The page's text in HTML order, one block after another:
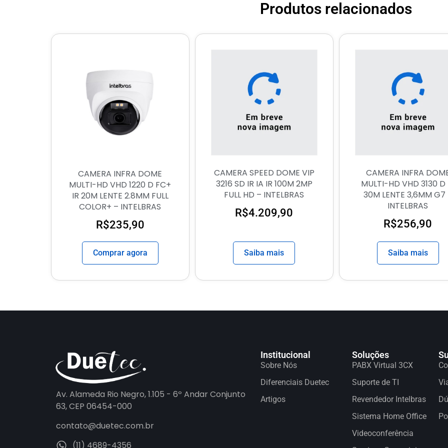
Produtos relacionados
CAMERA INFRA DOME
MULTI-HD VHD 1220 D FC+
IR 20M LENTE 2.8MM FULL
COLOR+ – INTELBRAS
R$235,90
Comprar agora
CAMERA SPEED DOME VIP
3216 SD IR IA IR 100M 2MP
FULL HD – INTELBRAS
R$4.209,90
Saiba mais
CAMERA INFRA
MULTI-HD VHD 3130 D
30M LENTE 3,6MM G7
INTELBRAS
R$256,90
Saiba mais
Av. Alameda Rio Negro, 1.105 - 6º Andar Conjunto
63, CEP 06454-000
contato@duetec.com.br
(11) 4689-4356
Institucional
Sobre Nós
Diferenciais Duetec
Artigos
Soluções
PABX Virtual 3CX
Suporte de TI
Revendedor Intelbras
Sistema Home Office
Videoconferência